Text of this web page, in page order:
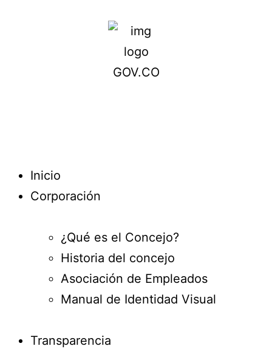
Inicio
Corporación
¿Qué es el Concejo?
Historia del concejo
Asociación de Empleados
Manual de Identidad Visual
Transparencia